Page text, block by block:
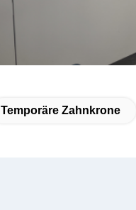
Temporäre Zahnkrone